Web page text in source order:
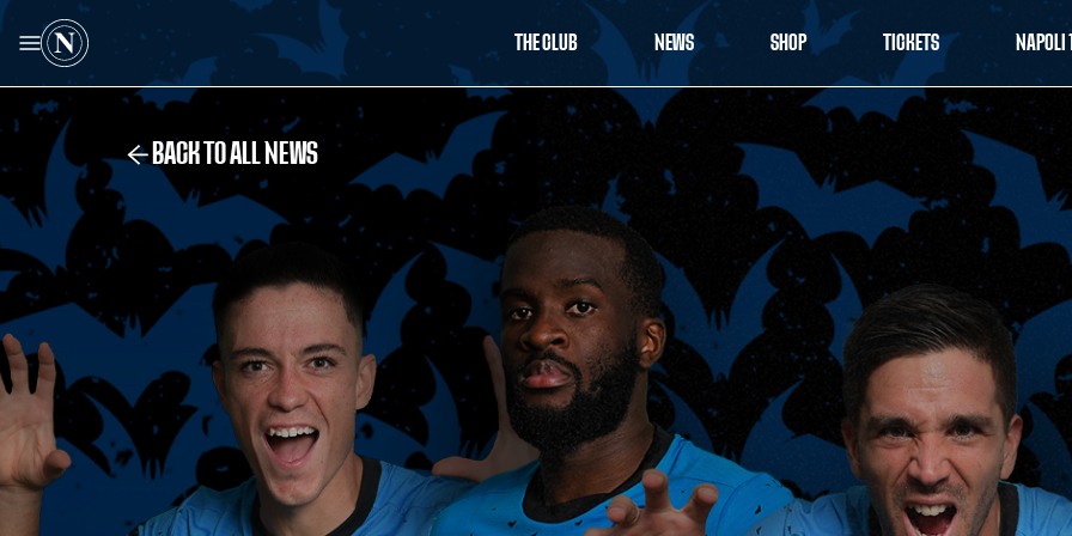
THE CLUB NEWS SHOP TICKETS NAPOLI
BACK TO ALL NEWS